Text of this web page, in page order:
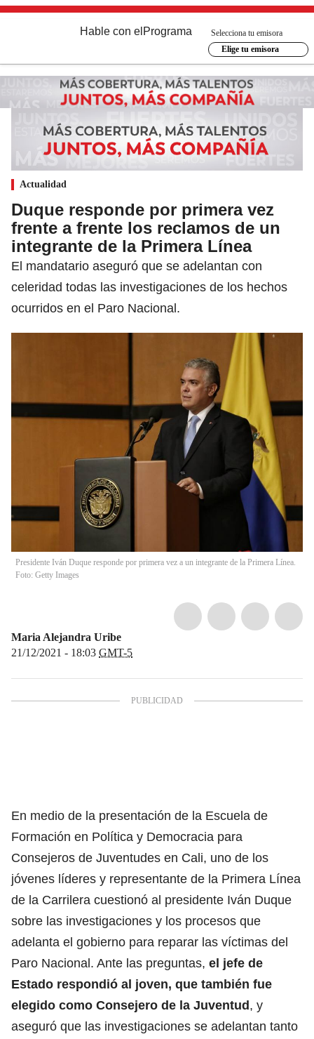
Hable con el Programa
Selecciona tu emisora
Elige tu emisora
Actualidad
Duque responde por primera vez
frente a frente los reclamos de un
integrante de la Primera Línea
El mandatario aseguró que se adelantan con
celeridad todas las investigaciones de los hechos
ocurridos en el Paro Nacional.
Presidente Iván Duque responde por primera vez a un integrante de la Primera Línea.
Foto: Getty Images
Maria Alejandra Uribe
21/12/2021 - 18:03 GMT-5
En medio de la presentación de la Escuela de
Formación en Política y Democracia para
Consejeros de Juventudes en Cali, uno de los
jóvenes líderes y representante de la Primera Línea
de la Carrilera cuestionó al presidente Iván Duque
sobre las investigaciones y los procesos que
adelanta el gobierno para reparar las víctimas del
Paro Nacional. Ante las preguntas, el jefe de
Estado respondió al joven, que también fue
elegido como Consejero de la Juventud, y
aseguró que las investigaciones se adelantan tanto